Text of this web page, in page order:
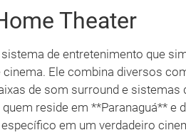
Theater
de entretenimento que
Ele combina diversos
de som surround e sistemas
reside em **Paranaguá** e
em um verdadeiro